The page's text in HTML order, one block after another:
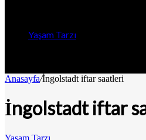
Yaşam Tarzı
Anasayfa/İngolstadt iftar saatleri
İngolstadt iftar
Yaşam Tarzı